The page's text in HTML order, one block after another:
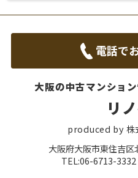
電話で
大阪の中古マンショ
リ
produced by 株
大阪府大阪市東住吉
TEL:06-6713-